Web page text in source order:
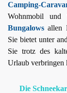
Camping-
Wohnmobil und
Bungalows allen
Sie bietet unter
Sie trotz des
Urlaub verbringen
Die